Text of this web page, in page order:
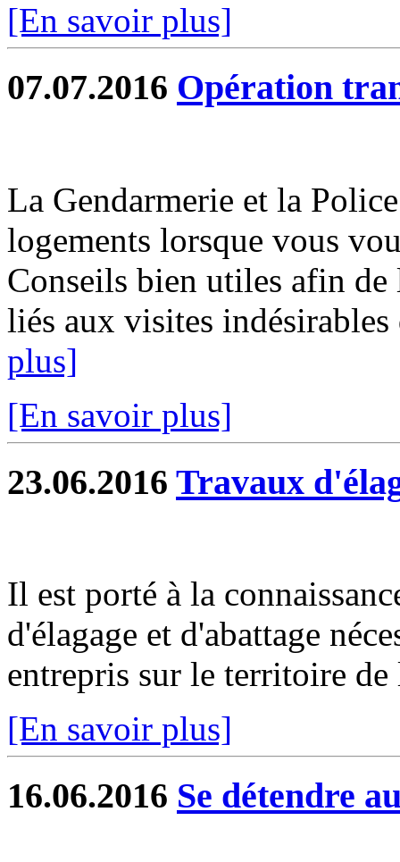
[En savoir plus]
07.07.2016 Opération
La Gendarmerie et la
logements lorsque vous
Conseils bien utiles afin
liés aux visites
plus]
[En savoir plus]
23.06.2016 Travaux
Il est porté à la
d'élagage et d'abattage
entrepris sur le territoire
[En savoir plus]
16.06.2016 Se détendre